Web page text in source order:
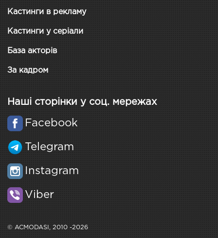
Кастинги в рекламу
Кастинги у серіали
База акторів
За кадром
Наші сторінки у соц. мережах
Facebook
Telegram
Instagram
Viber
© ACMODASI, 2010 -2026